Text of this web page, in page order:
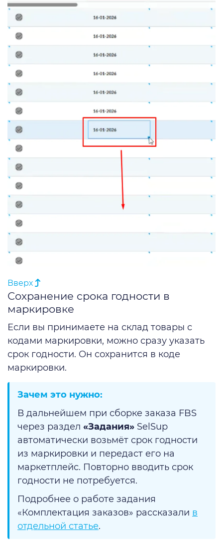
Вверх
Сохранение срока годности в
маркировке
Если вы принимаете на склад товары с
кодами маркировки, можно сразу указать
срок годности. Он сохранится в коде
маркировки.
Зачем это нужно:
В дальнейшем при сборке заказа FBS
через раздел «Задания» SelSup
автоматически возьмёт срок годности
из маркировки и передаст его на
маркетплейс. Повторно вводить срок
годности не потребуется.
Подробнее о работе задания
«Комплектация заказов» рассказали в
отдельной статье.